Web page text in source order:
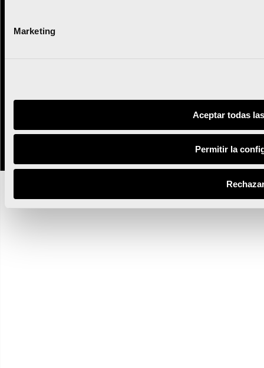
Marketing
Aceptar todas
Permitir la
Contacto
© Valencia Ciudad del Running